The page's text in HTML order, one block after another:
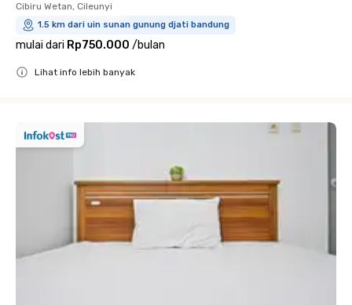
Cibiru Wetan, Cileunyi
1.5 km dari uin sunan gunung djati bandung
mulai dari Rp750.000 /bulan
Lihat info lebih banyak